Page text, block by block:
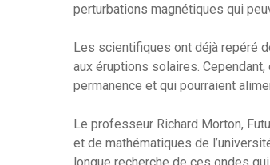
perturbations magnétiques qui
Les scientifiques ont déjà repéré
aux éruptions solaires.
permanence et qui pourraient
Le professeur Richard Morton,
et de mathématiques de